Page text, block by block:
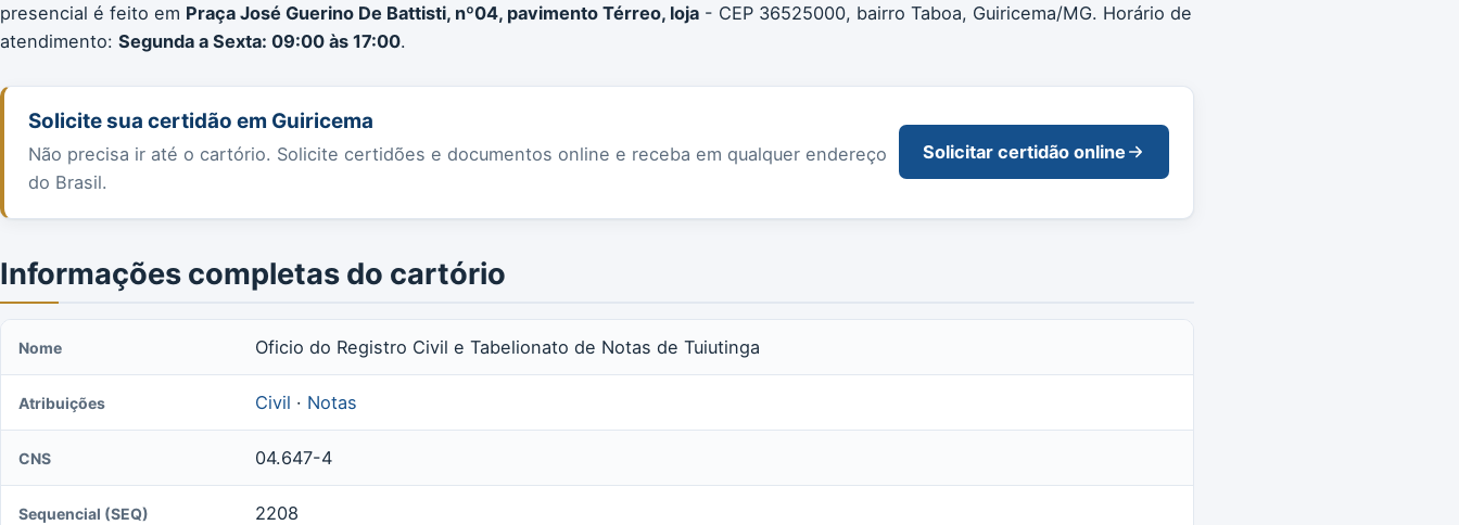
presencial é feito em Praça José Guerino De Battisti, nº04, pavimento Térreo, loja - CEP 36525000, bairro Taboa, Guiricema/MG. Horário de
atendimento: Segunda a Sexta: 09:00 às 17:00.
Solicite sua certidão em Guiricema
Não precisa ir até o cartório. Solicite certidões e documentos online e receba em qualquer endereço
do Brasil.
Solicitar certidão online
Informações completas do cartório
Nome Oficio do Registro Civil e Tabelionato de Notas de Tuiutinga
Atribuições Civil · Notas
CNS 04.647-4
Sequencial (SEQ) 2208